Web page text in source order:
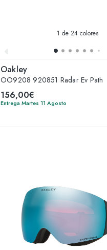
1 de 24 colores
Oakley
OO9208 920851 Radar Ev Path
156,00€
Entrega Martes 11 Agosto